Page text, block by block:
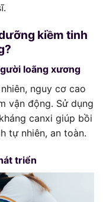
kiềm tinh
loãng xương
nguy cơ cao
vận động. Sử dụng
canxi giúp bồi
tự nhiên, an toàn.
triển